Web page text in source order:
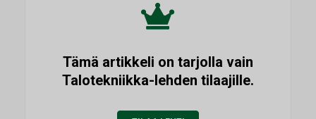
Tämä artikkeli on tarjolla vain
Talotekniikka-lehden tilaajille.